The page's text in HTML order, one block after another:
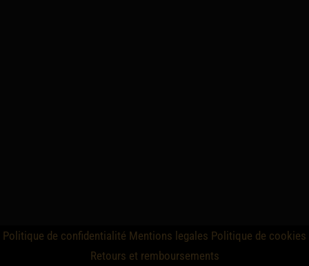
Politique de confidentialité Mentions legales Politique de cookies
Retours et remboursements